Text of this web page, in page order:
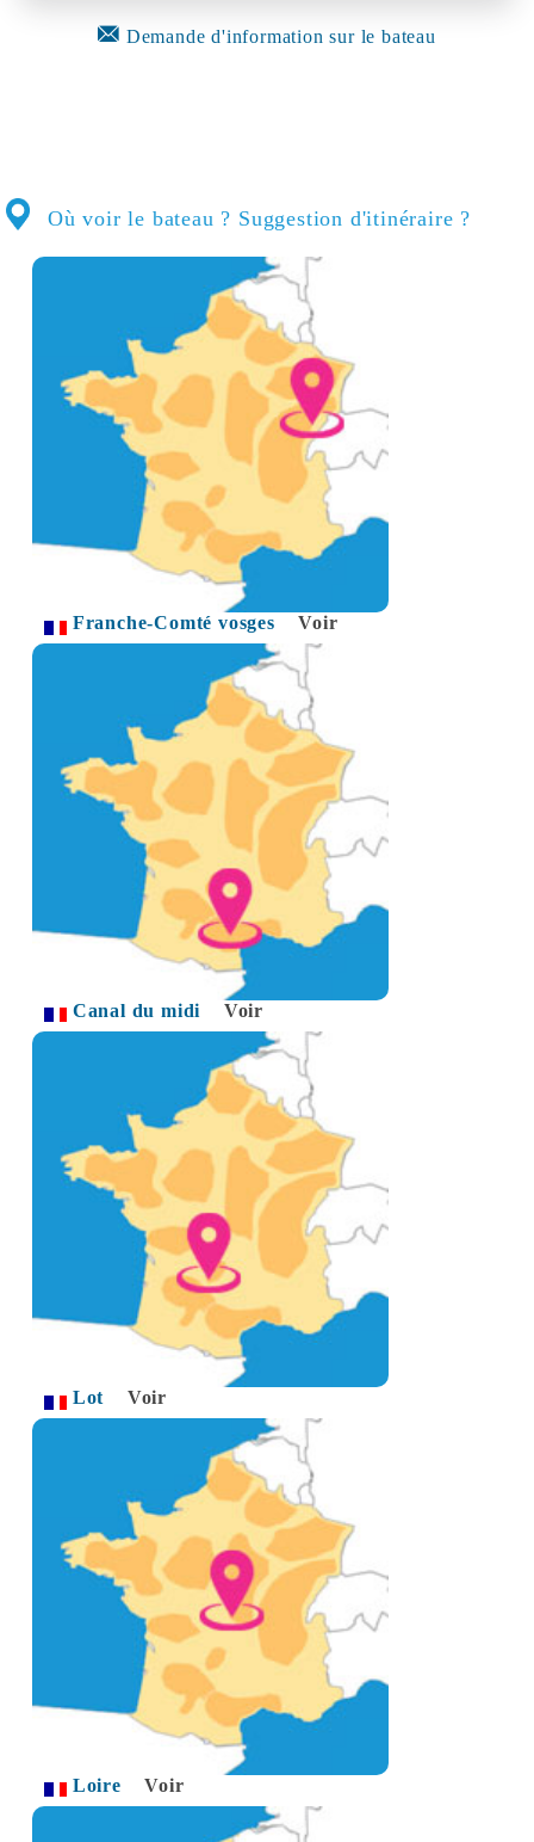
Demande d'information sur le bateau
Où voir le bateau ? Suggestion d'itinéraire ?
Franche-Comté vosges Voir
Canal du midi Voir
Lot Voir
Loire Voir